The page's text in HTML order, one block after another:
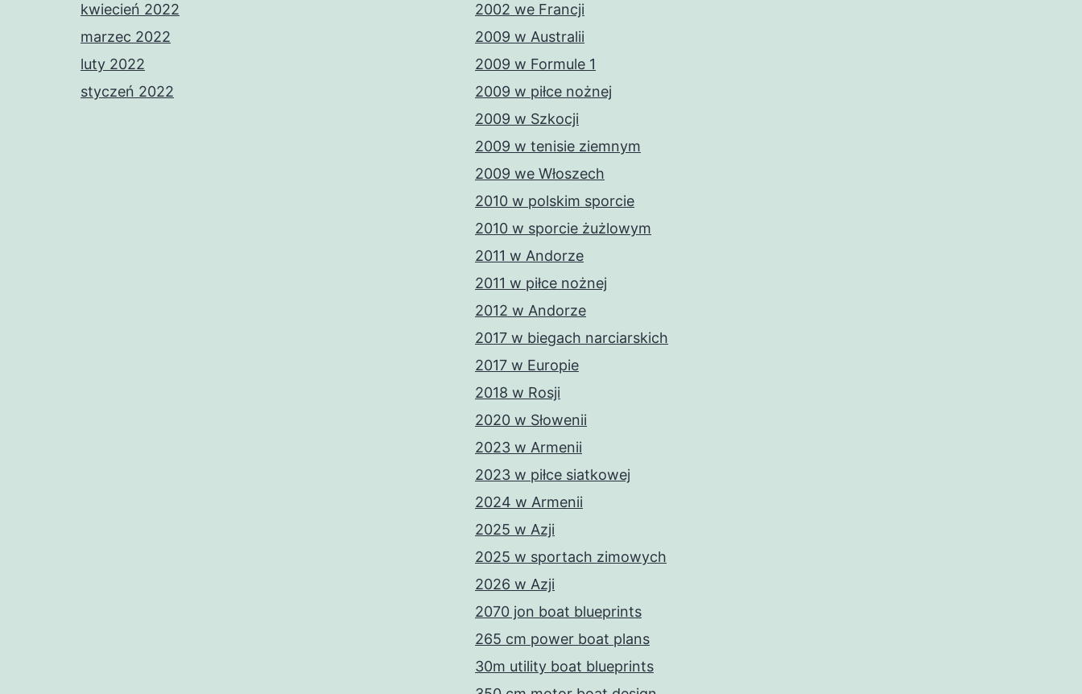
kwiecień 2022
marzec 2022
luty 2022
styczeń 2022
2002 we Francji
2009 w Australii
2009 w Formule 1
2009 w piłce nożnej
2009 w Szkocji
2009 w tenisie ziemnym
2009 we Włoszech
2010 w polskim sporcie
2010 w sporcie żużlowym
2011 w Andorze
2011 w piłce nożnej
2012 w Andorze
2017 w biegach narciarskich
2017 w Europie
2018 w Rosji
2020 w Słowenii
2023 w Armenii
2023 w piłce siatkowej
2024 w Armenii
2025 w Azji
2025 w sportach zimowych
2026 w Azji
2070 jon boat blueprints
265 cm power boat plans
30m utility boat blueprints